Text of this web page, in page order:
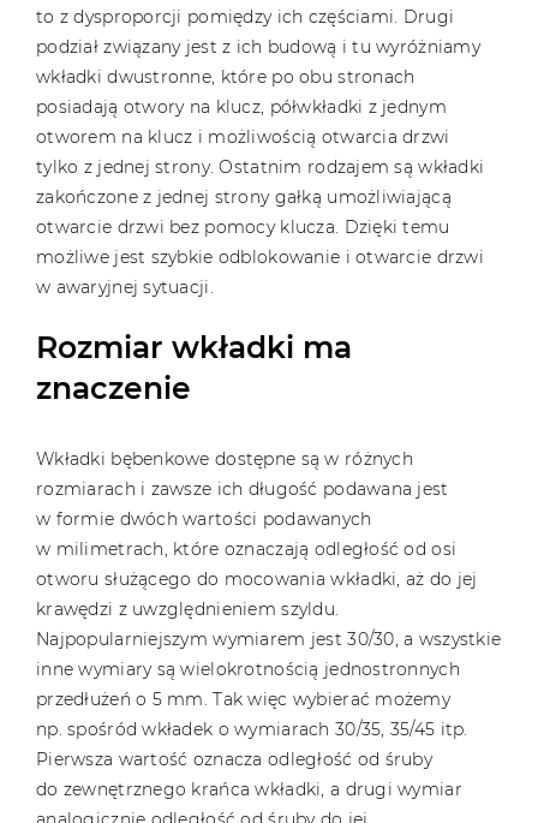
to z dysproporcji pomiędzy ich częściami. Drugi
podział związany jest z ich budową i tu wyróżniamy
wkładki dwustronne, które po obu stronach
posiadają otwory na klucz, półwkładki z jednym
otworem na klucz i możliwością otwarcia drzwi
tylko z jednej strony. Ostatnim rodzajem są wkładki
zakończone z jednej strony gałką umożliwiającą
otwarcie drzwi bez pomocy klucza. Dzięki temu
możliwe jest szybkie odblokowanie i otwarcie drzwi
w awaryjnej sytuacji.
Rozmiar wkładki ma
znaczenie
Wkładki bębenkowe dostępne są w różnych
rozmiarach i zawsze ich długość podawana jest
w formie dwóch wartości podawanych
w milimetrach, które oznaczają odległość od osi
otworu służącego do mocowania wkładki, aż do jej
krawędzi z uwzględnieniem szyldu.
Najpopularniejszym wymiarem jest 30/30, a wszystkie
inne wymiary są wielokrotnością jednostronnych
przedłużeń o 5 mm. Tak więc wybierać możemy
np. spośród wkładek o wymiarach 30/35, 35/45 itp.
Pierwsza wartość oznacza odległość od śruby
do zewnętrznego krańca wkładki, a drugi wymiar